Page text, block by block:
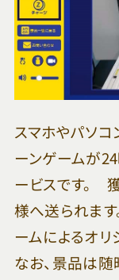
スマホやパソコ
ーンゲームが
ービスです。
様へ送られます
ームによるオ
なお、景品は随